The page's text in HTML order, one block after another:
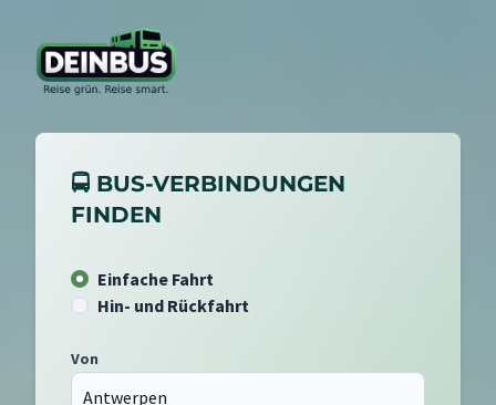
🚍 BUS-VERBINDUNGEN
FINDEN
Einfache Fahrt
Hin- und Rückfahrt
Von